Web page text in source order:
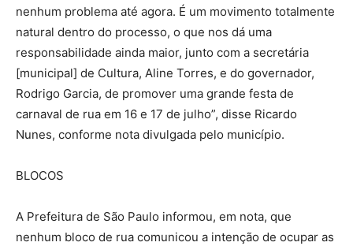
nenhum problema até agora. É um movimento totalmente
natural dentro do processo, o que nos dá uma
responsabilidade ainda maior, junto com a secretária
[municipal] de Cultura, Aline Torres, e do governador,
Rodrigo Garcia, de promover uma grande festa de
carnaval de rua em 16 e 17 de julho”, disse Ricardo
Nunes, conforme nota divulgada pelo município.
BLOCOS
A Prefeitura de São Paulo informou, em nota, que
nenhum bloco de rua comunicou a intenção de ocupar as